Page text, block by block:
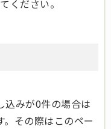
ください。
みが0件の場合は
その際はこのペー